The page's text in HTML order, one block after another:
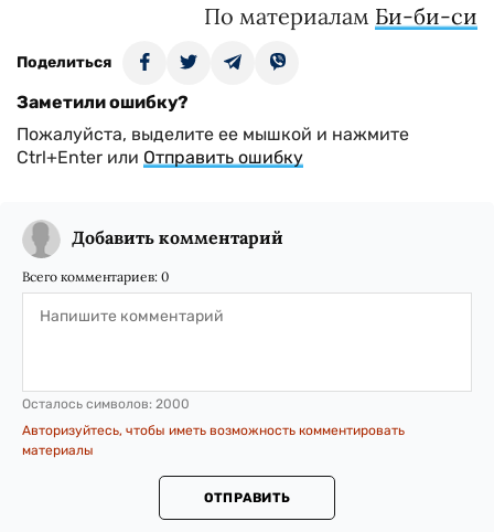
По материалам Би-би-си
Поделиться
Заметили ошибку?
Пожалуйста, выделите ее мышкой и нажмите
Ctrl+Enter или Отправить ошибку
Добавить комментарий
Всего комментариев: 0
Осталось символов: 2000
Авторизуйтесь, чтобы иметь возможность комментировать
материалы
ОТПРАВИТЬ